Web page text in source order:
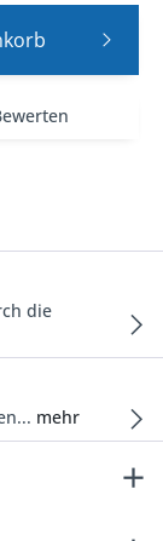
die
mehr